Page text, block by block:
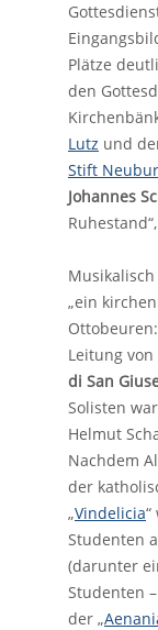
Plätze
den
Lutz und
Stift
Johannes
Ruhestand“,
„ein
Leitung
di San
Solisten
Helmut
Nachdem
der
„Vindelicia
Studenten
(darunter
Studenten
der „